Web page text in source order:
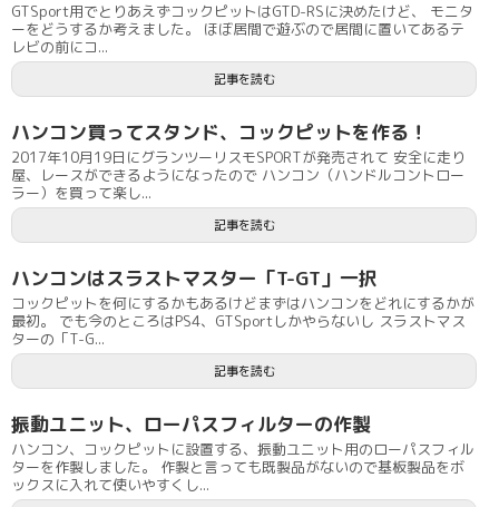
GTSport用でとりあえずコックピットはGTD-RSに決めたけど、 モニタ
ーをどうするか考えました。 ほぼ居間で遊ぶので居間に置いてあるテ
レビの前にコ...
記事を読む
ハンコン買ってスタンド、コックピットを作る！
2017年10月19日にグランツーリスモSPORTが発売されて 安全に走り
屋、レースができるようになったので ハンコン（ハンドルコントロー
ラー）を買って楽し...
記事を読む
ハンコンはスラストマスター「T-GT」一択
コックピットを何にするかもあるけどまずはハンコンをどれにするかが
最初。 でも今のところはPS4、GTSportしかやらないし スラストマス
ターの「T-G...
記事を読む
振動ユニット、ローパスフィルターの作製
ハンコン、コックピットに設置する、振動ユニット用のローパスフィル
ターを作製しました。 作製と言っても既製品がないので基板製品をボ
ックスに入れて使いやすくし...